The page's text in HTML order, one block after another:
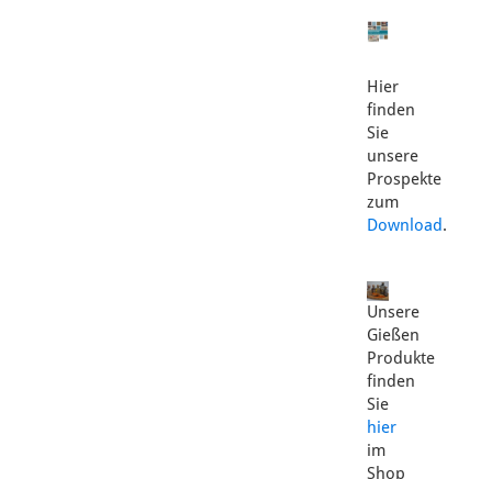
Hier
finden
Sie
unsere
Prospekte
zum
Download.
Unsere
Gießen
Produkte
finden
Sie
hier
im
Shop